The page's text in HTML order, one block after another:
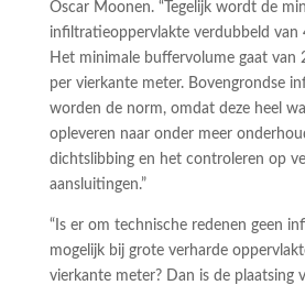
Oscar Moonen. “Tegelijk wordt de
infiltratieoppervlakte verdubbeld van
Het minimale buffervolume gaat van
per vierkante meter. Bovengrondse
worden de norm, omdat deze heel
opleveren naar onder meer
dichtslibbing en het controleren op
aansluitingen.”
“Is er om technische redenen geen
mogelijk bij grote verharde
vierkante meter? Dan is de plaatsing